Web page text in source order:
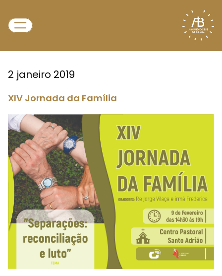
2 janeiro 2019
XIV Jornada da Família